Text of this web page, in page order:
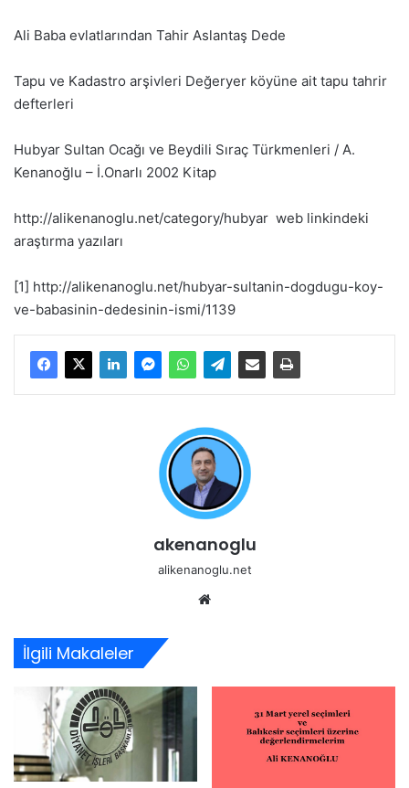
Ali Baba evlatlarından Tahir Aslantaş Dede
Tapu ve Kadastro arşivleri Değeryer köyüne ait tapu tahrir
defterleri
Hubyar Sultan Ocağı ve Beydili Sıraç Türkmenleri / A.
Kenanoğlu – İ.Onarlı 2002 Kitap
http://alikenanoglu.net/category/hubyar web linkindeki
araştırma yazıları
[1] http://alikenanoglu.net/hubyar-sultanin-dogdugu-koy-
ve-babasinin-dedesinin-ismi/1139
akenanoglu
alikenanoglu.net
İlgili Makaleler